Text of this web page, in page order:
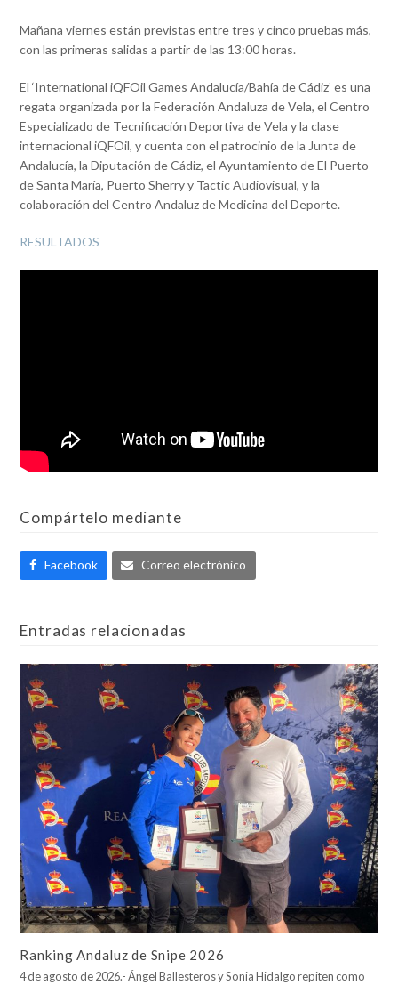
Mañana viernes están previstas entre tres y cinco pruebas más,
con las primeras salidas a partir de las 13:00 horas.
El ‘International iQFOil Games Andalucía/Bahía de Cádiz’ es una
regata organizada por la Federación Andaluza de Vela, el Centro
Especializado de Tecnificación Deportiva de Vela y la clase
internacional iQFOil, y cuenta con el patrocinio de la Junta de
Andalucía, la Diputación de Cádiz, el Ayuntamiento de El Puerto
de Santa María, Puerto Sherry y Tactic Audiovisual, y la
colaboración del Centro Andaluz de Medicina del Deporte.
RESULTADOS
Compártelo mediante
Facebook Correo electrónico
Entradas relacionadas
Ranking Andaluz de Snipe 2026
4 de agosto de 2026.- Ángel Ballesteros y Sonia Hidalgo repiten como